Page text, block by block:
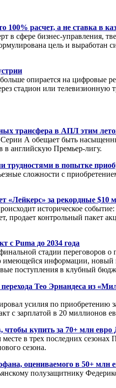
100% расчет, а не ставка в
в сфере бизнес-управления,
цель и выработан
опирается на цифровые
стадион или
трансфера в АПЛ этим
Серии А обещает быть
в английскую Премьер-лигу.
трудностями в попытке
сложности с
«Лейкерс» за рекордные $10
историческое
продает контрольный пакет
с Puma до 2034 года
стадии переговоров о
информации, новый
поступления в клубный
Тео Эрнандеса из
усилия по приобретению
с зарплатой в 20 миллионов
чтобы купить за 70+ млн евро
в трех последних сезонах
сезона.
оцениваемого в 50+ млн
полузащитнику